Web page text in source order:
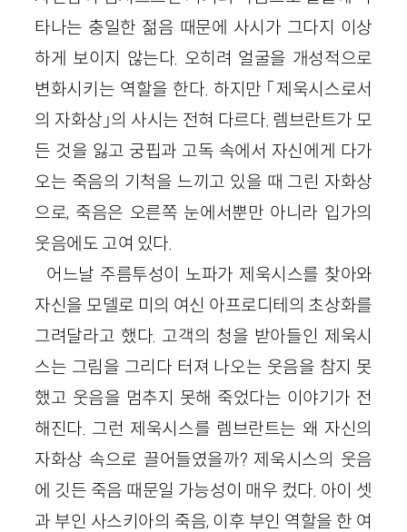
타나는 충일한 젊음 때문에 사시가 그다지 이상
하게 보이지 않는다. 오히려 얼굴을 개성적으로
변화시키는 역할을 한다. 하지만 「제욱시스로서
의 자화상」의 사시는 전혀 다르다. 렘브란트가 모
든 것을 잃고 궁핍과 고독 속에서 자신에게 다가
오는 죽음의 기척을 느끼고 있을 때 그린 자화상
으로, 죽음은 오른쪽 눈에서뿐만 아니라 입가의
웃음에도 고여 있다.
어느날 주름투성이 노파가 제욱시스를 찾아와
자신을 모델로 미의 여신 아프로디테의 초상화를
그려달라고 했다. 고객의 청을 받아들인 제욱시
스는 그림을 그리다 터져 나오는 웃음을 참지 못
했고 웃음을 멈추지 못해 죽었다는 이야기가 전
해진다. 그런 제욱시스를 렘브란트는 왜 자신의
자화상 속으로 끌어들였을까? 제욱시스의 웃음
에 깃든 죽음 때문일 가능성이 매우 컸다. 아이 셋
과 부인 사스키아의 죽음, 이후 부인 역할을 한 여